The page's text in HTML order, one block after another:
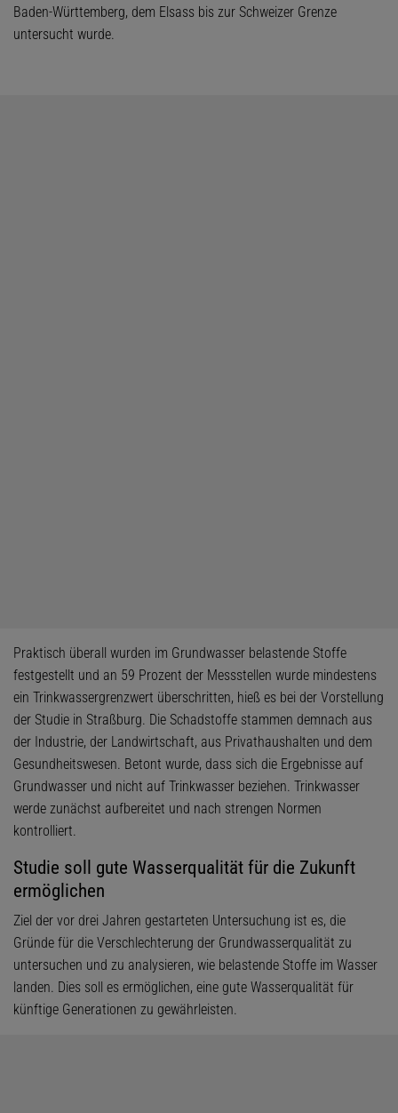
Baden-Württemberg, dem Elsass bis zur Schweizer Grenze
untersucht wurde.
Praktisch überall wurden im Grundwasser belastende Stoffe
festgestellt und an 59 Prozent der Messstellen wurde mindestens
ein Trinkwassergrenzwert überschritten, hieß es bei der Vorstellung
der Studie in Straßburg. Die Schadstoffe stammen demnach aus
der Industrie, der Landwirtschaft, aus Privathaushalten und dem
Gesundheitswesen. Betont wurde, dass sich die Ergebnisse auf
Grundwasser und nicht auf Trinkwasser beziehen. Trinkwasser
werde zunächst aufbereitet und nach strengen Normen
kontrolliert.
Studie soll gute Wasserqualität für die Zukunft
ermöglichen
Ziel der vor drei Jahren gestarteten Untersuchung ist es, die
Gründe für die Verschlechterung der Grundwasserqualität zu
untersuchen und zu analysieren, wie belastende Stoffe im Wasser
landen. Dies soll es ermöglichen, eine gute Wasserqualität für
künftige Generationen zu gewährleisten.